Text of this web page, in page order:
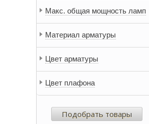
Макс. общая мощность ламп
Материал арматуры
Цвет арматуры
Цвет плафона
Подобрать товары